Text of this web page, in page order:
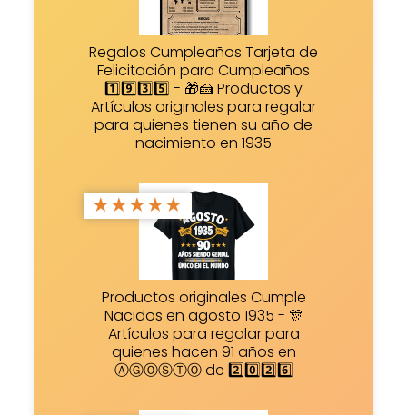
Regalos Cumpleaños Tarjeta de
Felicitación para Cumpleaños
1️⃣9️⃣3️⃣5️⃣ - 🎁🍰 Productos y
Artículos originales para regalar
para quienes tienen su año de
nacimiento en 1935
★★★★★
Productos originales Cumple
Nacidos en agosto 1935 - 🎊
Artículos para regalar para
quienes hacen 91 años en
ⒶⒼⓄⓈⓉⓄ de 2️⃣0️⃣2️⃣6️⃣